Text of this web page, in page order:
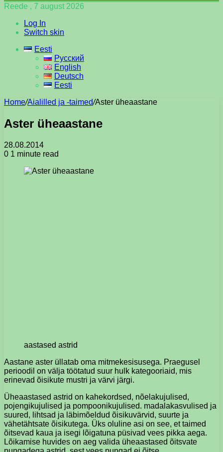
Reede , 7 august 2026
Log In
Switch skin
Eesti
Русский
English
Deutsch
Eesti
Home/Aialilled ja -taimed/Aster üheaastane
Aster üheaastane
28.08.2014
0 1 minute read
aastased astrid
Aastane aster üllatab oma mitmekesisusega. Praegusel
perioodil on välja töötatud suur hulk kategooriaid, mis
erinevad õisikute mustri ja värvi järgi.
Üheaastased astrid on kahekordsed, nõelakujulised,
pojengikujulised ja pompoonikujulised. madalakasvulised ja
suured, lihtsad ja läbimõeldud õisikuvärvid, suurte ja
vähetähtsate õisikutega. Üks oluline asi on see, et taimed
õitsevad kaua ja isegi lõigatuna püsivad vees pikka aega.
Lõikamise huvides on aeg valida üheaastased õitsvate